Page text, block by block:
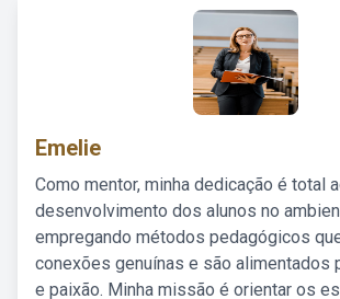
Emelie
Como mentor, minha dedicação é total
desenvolvimento dos alunos no
empregando métodos pedagógicos
conexões genuínas e são alimentados
e paixão. Minha missão é orientar os